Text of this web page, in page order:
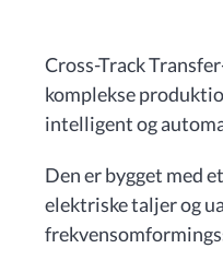
Cross-Track
komplekse
intelligent og
Den er bygget med
elektriske taljer og